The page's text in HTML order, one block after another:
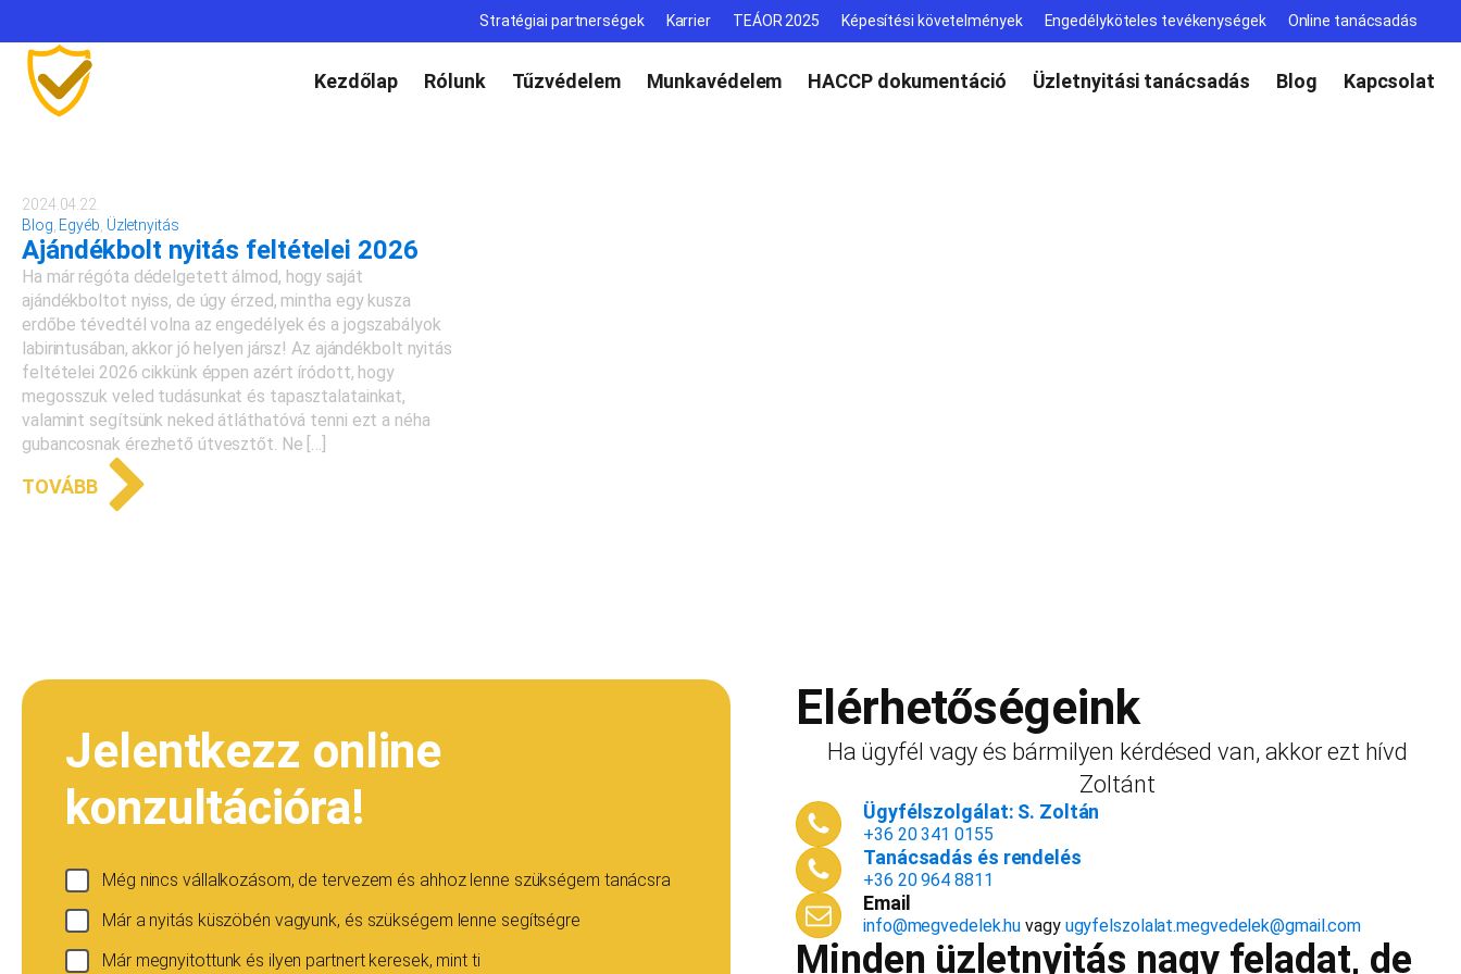
Stratégiai partnerségek Karrier TEÁOR 2025 Képesítési követelmények Engedélyköteles tevékenységek Online tanácsadás
Kezdőlap Rólunk Tűzvédelem Munkavédelem HACCP dokumentáció Üzletnyitási tanácsadás Blog Kapcsolat
2024.04.22.
Blog Egyéb Üzletnyitás
Ajándékbolt nyitás feltételei 2026
Ha már régóta dédelgetett álmod, hogy saját
ajándékboltot nyiss, de úgy érzed, mintha egy kusza
erdőbe tévedtél volna az engedélyek és a jogszabályok
labirintusában, akkor jó helyen jársz! Az ajándékbolt nyitás
feltételei 2026 cikkünk éppen azért íródott, hogy
megosszuk veled tudásunkat és tapasztalatainkat,
valamint segítsünk neked átláthatóvá tenni ezt a néha
gubancosnak érezhető útvesztőt. Ne […]
TOVÁBB
Jelentkezz online
konzultációra!
Még nincs vállalkozásom, de tervezem és ahhoz lenne szükségem tanácsra
Már a nyitás küszöbén vagyunk, és szükségem lenne segítségre
Már megnyitottunk és ilyen partnert keresek, mint ti
Elérhetőségeink
Ha ügyfél vagy és bármilyen kérdésed van, akkor ezt hívd
Zoltánt
Ügyfélszolgálat: S. Zoltán
+36 20 341 0155
Tanácsadás és rendelés
+36 20 964 8811
Email
info@megvedelek.hu vagy ugyfelszolalat.megvedelek@gmail.com
Minden üzletnyitás nagy feladat, de